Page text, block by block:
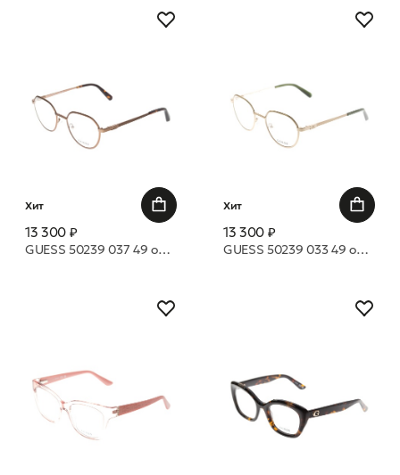
Хит
13 300 ₽
GUESS 50239 037 49 оправа
Хит
13 300 ₽
GUESS 50239 033 49 оправа